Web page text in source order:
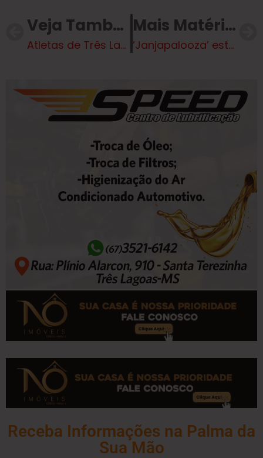
Veja Também
Atletas de Três Lagoas são convocados para representar o Brasil no Mundial de Muay Thai na Tailândia
Mais Matérias
‘Janjapalooza’ está na mira de nova investigação
Receba Informações na Palma da
Sua Mão